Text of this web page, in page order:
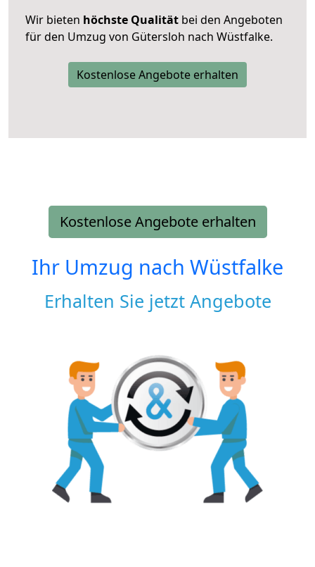
Wir bieten höchste Qualität bei den Angeboten
für den Umzug von Gütersloh nach Wüstfalke.
Kostenlose Angebote erhalten
Kostenlose Angebote erhalten
Ihr Umzug nach Wüstfalke
Erhalten Sie jetzt Angebote